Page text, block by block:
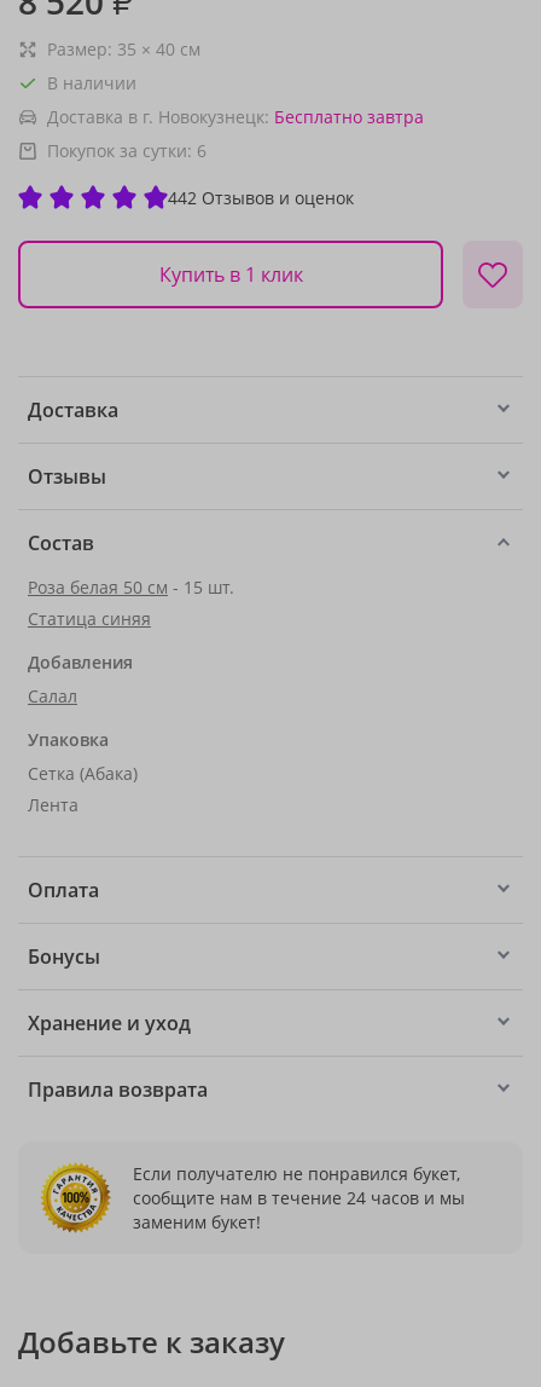
Размер: 35 × 40 см
В наличии
Доставка в г. Новокузнецк: Бесплатно завтра
Покупок за сутки: 6
442 Отзывов и оценок
Купить в 1 клик
Доставка
Отзывы
Состав
Роза белая 50 см - 15 шт.
Статица синяя
Добавления
Салал
Упаковка
Сетка (Абака)
Лента
Оплата
Бонусы
Хранение и уход
Правила возврата
Если получателю не понравился букет,
сообщите нам в течение 24 часов и мы
заменим букет!
Добавьте к заказу